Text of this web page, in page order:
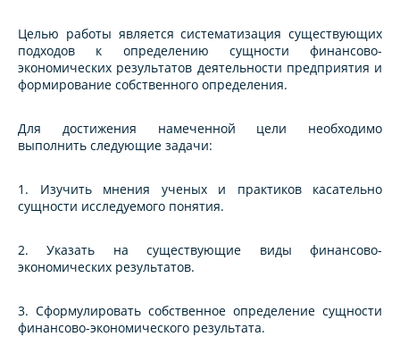
Целью работы является систематизация существующих
подходов к определению сущности финансово-
экономических результатов деятельности предприятия и
формирование собственного определения.
Для достижения намеченной цели необходимо
выполнить следующие задачи:
1. Изучить мнения ученых и практиков касательно
сущности исследуемого понятия.
2. Указать на существующие виды финансово-
экономических результатов.
3. Сформулировать собственное определение сущности
финансово-экономического результата.